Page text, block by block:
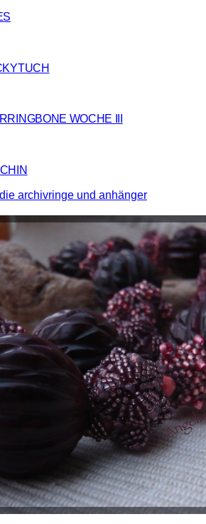
WOCHE III
die archivringe und anhänger